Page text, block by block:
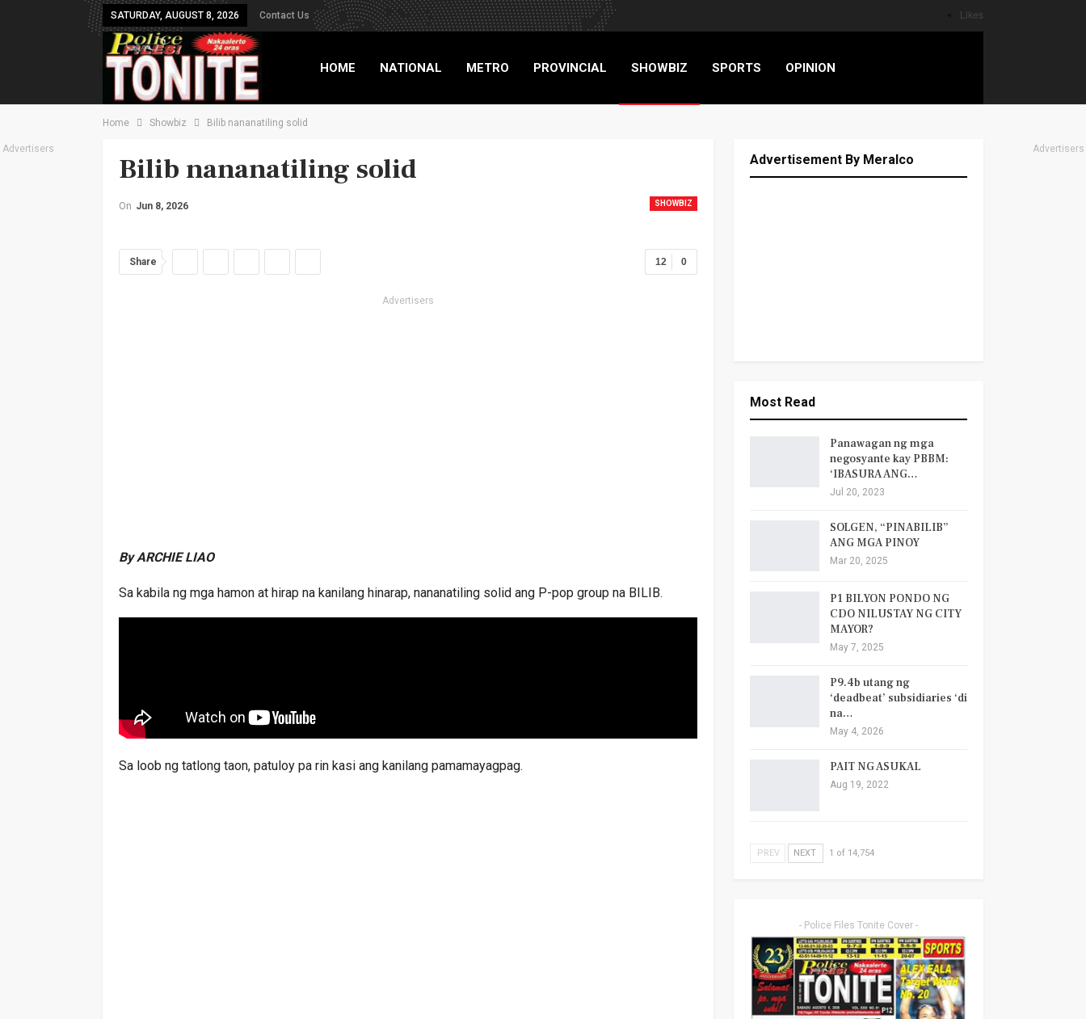
Likes
SATURDAY, AUGUST 8, 2026 Contact Us
HOME NATIONAL METRO PROVINCIAL SHOWBIZ SPORTS OPINION
Home Showbiz Bilib nananatiling solid
Advertisers Advertisers
Bilib nananatiling solid
SHOWBIZ
On Jun 8, 2026
0
12
Share
Advertisers
By ARCHIE LIAO
Sa kabila ng mga hamon at hirap na kanilang hinarap, nananatiling solid ang P-pop group na BILIB.
Sa loob ng tatlong taon, patuloy pa rin kasi ang kanilang pamamayagpag.
Advertisement By Meralco
Most Read
Panawagan ng mga
negosyante kay PBBM:
‘IBASURA ANG…
Jul 20, 2023
SOLGEN, “PINABILIB”
ANG MGA PINOY
Mar 20, 2025
P1 BILYON PONDO NG
CDO NILUSTAY NG CITY
MAYOR?
May 7, 2025
P9.4b utang ng
‘deadbeat’ subsidiaries ‘di
na…
May 4, 2026
PAIT NG ASUKAL
Aug 19, 2022
PREV NEXT 1 of 14,754
- Police Files Tonite Cover -